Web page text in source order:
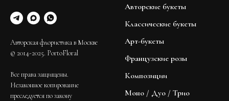
Авторская флористика в Москве
© 2014-2025. PortoFloral
Все права защищены.
Незаконное копирование
преследуется по закону
Авторские букеты
Классические букеты
Арт-букеты
Французские розы
Композиции
Моно / Дуо / Трио